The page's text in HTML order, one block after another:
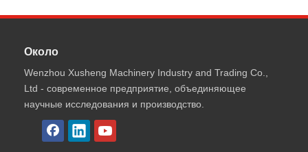
Около
Wenzhou Xusheng Machinery Industry and Trading Co.,
Ltd - современное предприятие, объединяющее
научные исследования и производство.